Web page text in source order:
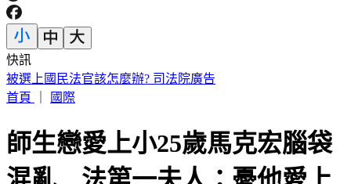
快訊
快訊／1億大樂透開獎！8/7「中獎號碼」出爐
首頁
國際
師生戀愛上小25歲馬克宏腦袋